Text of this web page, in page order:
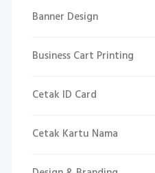
Banner Design
Business Cart Printing
Cetak ID Card
Cetak Kartu Nama